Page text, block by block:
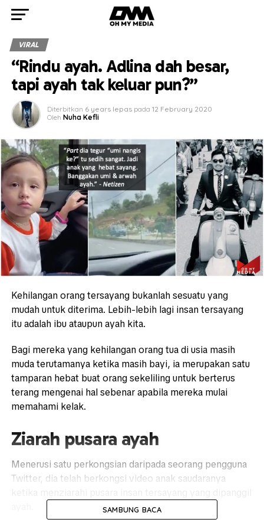
VIRAL
“Rindu ayah. Adlina dah besar,
tapi ayah tak keluar pun?”
Diterbitkan 6 years lepas pada 12 February 2020
Oleh Nuha Kefli
Kehilangan orang tersayang bukanlah sesuatu yang
mudah untuk diterima. Lebih-lebih lagi insan tersayang
itu adalah ibu ataupun ayah kita.
Bagi mereka yang kehilangan orang tua di usia masih
muda terutamanya ketika masih bayi, ia merupakan satu
tamparan hebat buat orang sekeliling untuk berterus
terang mengenai hal sebenar apabila mereka mulai
memahami kelak.
Ziarah pusara ayah
Menerusi satu perkongsian daripada seorang pengguna
Twitter, dia telah berkongsi video anak saudaranya
SAMBUNG BACA